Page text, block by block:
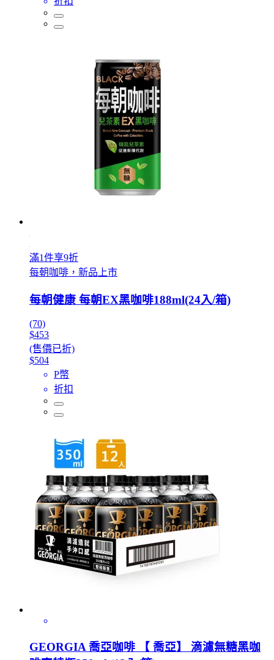
滿1件享9折
每朝咖啡，新品上市
每朝健康 每朝EX黑咖啡188ml(24入/箱)
(70)
$453
(售價已折)
$504
P幣
折扣
GEORGIA 喬亞咖啡 【 喬亞】 滴濾無糖黑咖